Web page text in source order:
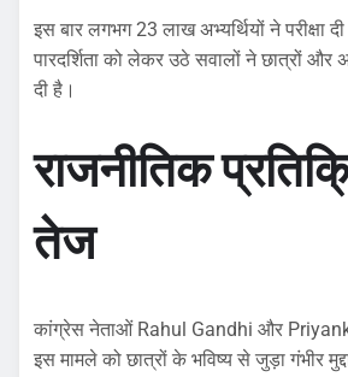
इस बार लगभग 23 लाख अभ्यर्थियों ने परीक्षा
पारदर्शिता को लेकर उठे सवालों ने छात्रों और
दी है।
राजनीतिक
तेज
कांग्रेस नेताओं Rahul Gandhi और
इस मामले को छात्रों के भविष्य से जुड़ा गंभीर